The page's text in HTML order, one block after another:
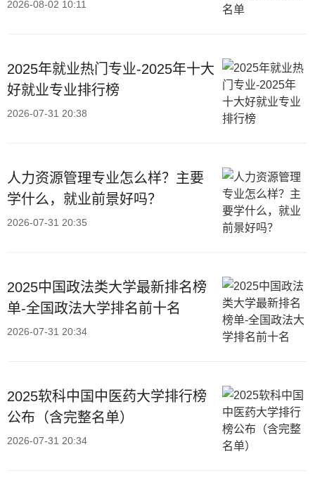
2026-08-02 10:11
2025年就业热门专业-2025年十大
好就业专业排行榜
2026-07-31 20:38
人力资源管理专业怎么样？主要
学什么，就业前景好吗？
2026-07-31 20:35
2025中国政法类大学最新排名榜
单-全国政法大学排名前十名
2026-07-31 20:34
2025软科中国中医药大学排行榜
公布（含完整名单）
2026-07-31 20:34